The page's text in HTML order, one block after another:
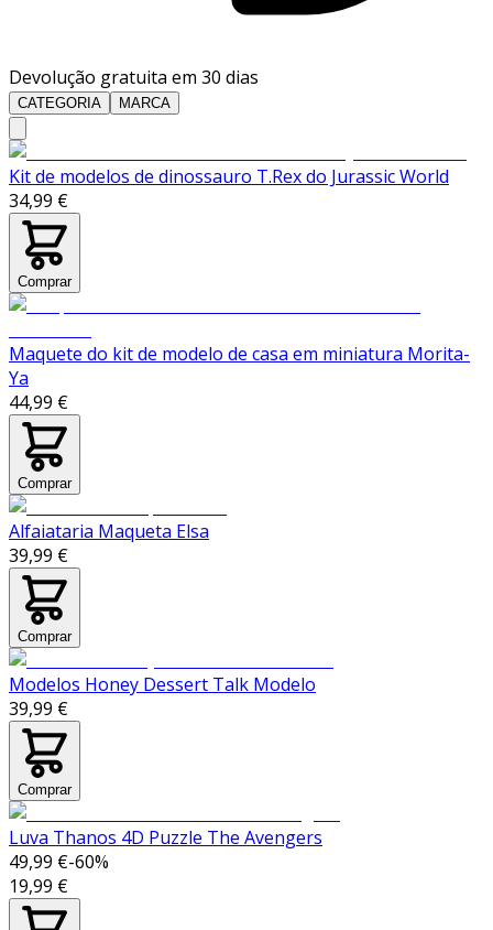
Devolução gratuita em 30 dias
CATEGORIA MARCA
Kit de modelos de dinossauro T.Rex do Jurassic World
34,99 €
Comprar
Maquete do kit de modelo de casa em miniatura Morita-
Ya
44,99 €
Comprar
Alfaiataria Maqueta Elsa
39,99 €
Comprar
Modelos Honey Dessert Talk Modelo
39,99 €
Comprar
Luva Thanos 4D Puzzle The Avengers
49,99 €-60%
19,99 €